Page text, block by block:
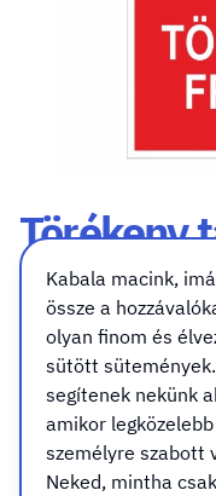
Törékeny
piros
szöveggel
Méret
Méret
A7 (74x105mm)
Kivitel
Rögzítés (csak
Kabala macink,
össze a
olyan finom és
sütött
segítenek nekünk
amikor
személyre szabott
Neked, mintha